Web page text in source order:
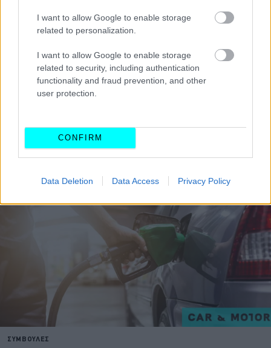
I want to allow Google to enable storage
related to personalization.
I want to allow Google to enable storage
related to security, including authentication
functionality and fraud prevention, and other
user protection.
CONFIRM
Data Deletion Data Access Privacy Policy